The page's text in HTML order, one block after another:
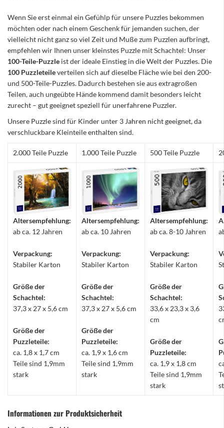
Wenn Sie erst einmal ein Gefühlp für unsere Puzzles bekommen
möchten oder nach einem Geschenk für jemanden suchen, der
vielleicht nicht ganz so viel Zeit und Muße zum Puzzlen aufbringt,
empfehlen wir Ihnen unser kleinstes Puzzle mit Schachtel: Unser
100-Teile-Puzzle ist der ideale Einstieg in die Welt der Puzzles. Die
100 Puzzleteileverteilen sich auf dieselbe Fläche wie bei den 200-
und 500-Teile-Puzzles. Dadurch bestehen sie aus extragroßen
Teilen, auch ungeübte Hände kommend damit besonders leicht
zurecht – gut geeignet speziell für unerfahrene Puzzler.
Unsere Puzzle sind für Kinder unter 3 Jahren nicht geeignet, da
verschluckbare Kleinteile enthalten sind.
2.000 Teile Puzzle 1.000 Teile Puzzle 500 Teile Puzzle
Altersempfehlung:
ab ca. 12 Jahren
Verpackung:
Stabiler Karton
Größe der
Schachtel:
37,3 x 27 x 5,6 cm
Größe der
Puzzleteile:
ca. 1,8 x 1,7 cm
Teile sind 1,9mm
stark
Altersempfehlung:
ab ca. 10 Jahren
Verpackung:
Stabiler Karton
Größe der
Schachtel:
37,3 x 27 x 5,6 cm
Größe der
Puzzleteile:
ca. 1,9 x 1,6 cm
Teile sind 1,9mm
stark
Altersempfehlung:
ab ca. 8-10 Jahren
Verpackung:
Stabiler Karton
Größe der
Schachtel:
33,6 x 23,3 x 3,6
cm
Größe der
Puzzleteile:
ca. 1,9 x 1,8 cm
Teile sind 1,9mm
stark
Informationen zur Produktsicherheit